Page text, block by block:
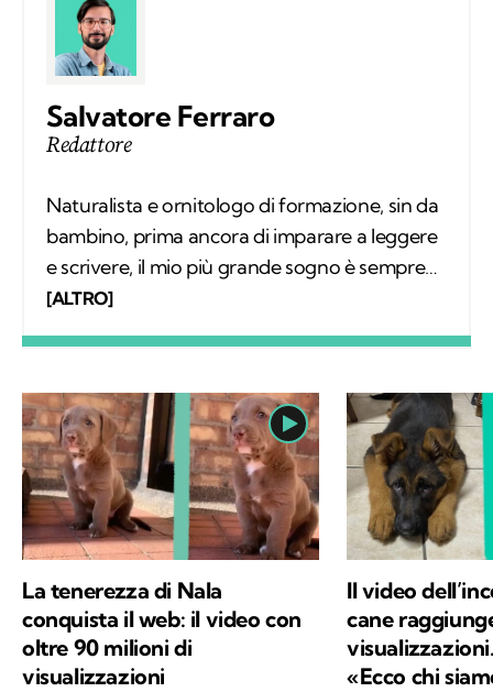
Salvatore Ferraro
Redattore
Naturalista e ornitologo di formazione, sin da
bambino, prima ancora di imparare a leggere
e scrivere, il mio più grande sogno è sempre
stato quello di conoscere tutto sugli animali e
campo e, parallelamente, nell'educazione
ambientale. Alla base del mio interesse per le
scienze naturali, oltre a una profonda e
sincera vocazione, c'è la voglia di mettere a
disposizione quello che ho imparato,
provando a comunicare e a trasmettere i
giorno: la conservazione della natura e la
salvaguardia del nostro Pianeta e di chiunque
vi abiti.
[ALTRO]
La tenerezza di Nala
conquista il web: il video con
oltre 90 milioni di
visualizzazioni
Il video
cane
«Ecco chi